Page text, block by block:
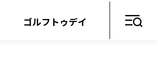
ゴルフトゥデイ